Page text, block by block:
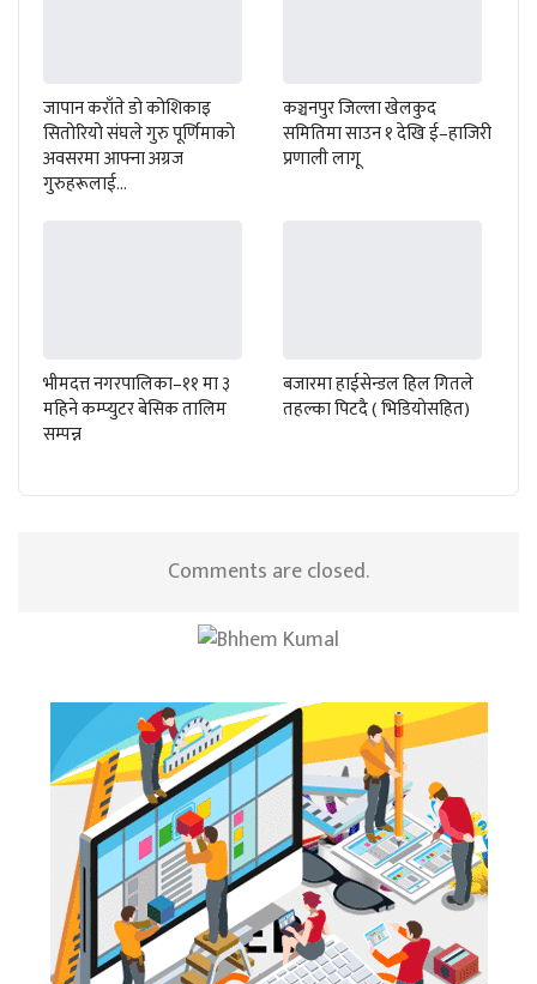
जापान कराँते डो कोशिकाइ
सितोरियो संघले गुरु पूर्णिमाको
अवसरमा आफ्ना अग्रज
गुरुहरूलाई…
कञ्चनपुर जिल्ला खेलकुद
समितिमा साउन १ देखि ई–हाजिरी
प्रणाली लागू
भीमदत्त नगरपालिका–११ मा ३
महिने कम्प्युटर बेसिक तालिम
सम्पन्न
बजारमा हाईसेन्डल हिल गितले
तहल्का पिटदै ( भिडियोसहित)
Comments are closed.